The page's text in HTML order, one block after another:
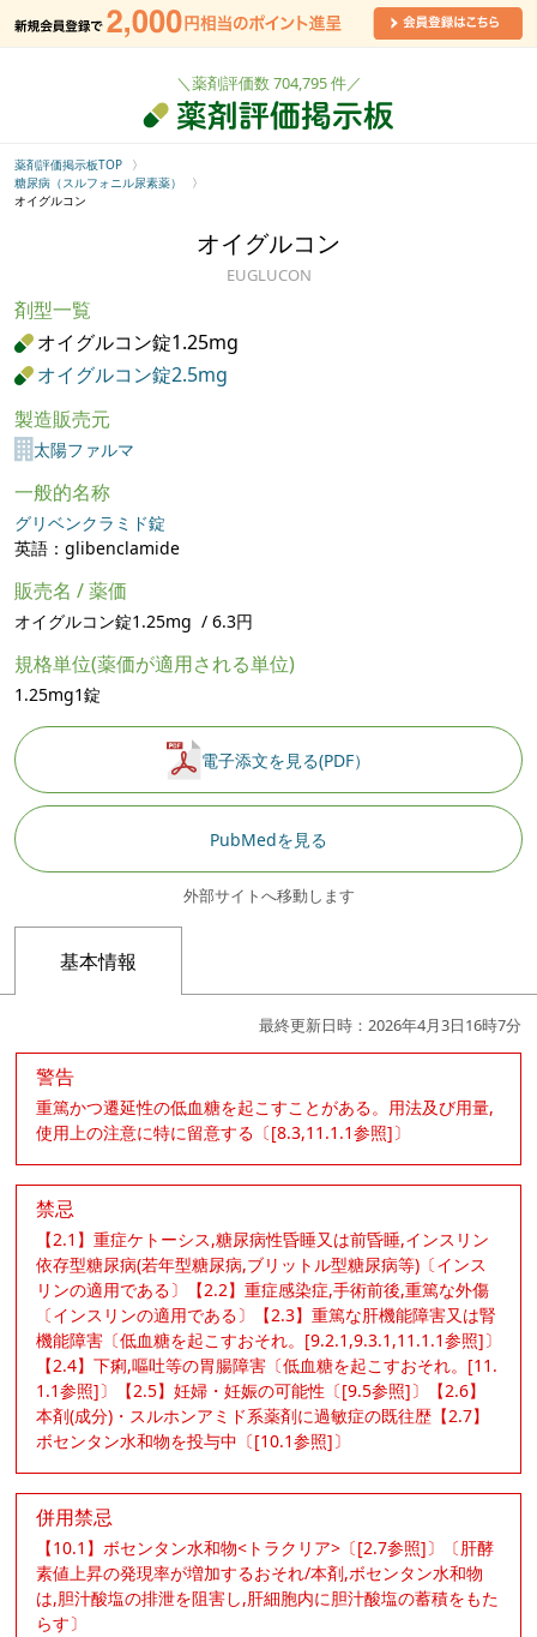
＼薬剤評価数 704,795 件／
薬剤評価掲示板TOP
糖尿病（スルフォニル尿素薬）
オイグルコン
オイグルコン
EUGLUCON
剤型一覧
オイグルコン錠1.25mg
オイグルコン錠2.5mg
製造販売元
太陽ファルマ
一般的名称
グリベンクラミド錠
英語：glibenclamide
販売名 / 薬価
オイグルコン錠1.25mg / 6.3円
規格単位(薬価が適用される単位)
1.25mg1錠
電子添文を見る(PDF）
PubMedを見る
外部サイトへ移動します
基本情報
最終更新日時：2026年4月3日16時7分
警告
重篤かつ遷延性の低血糖を起こすことがある。用法及び用量,
使用上の注意に特に留意する〔[8.3,11.1.1参照]〕
禁忌
【2.1】重症ケトーシス,糖尿病性昏睡又は前昏睡,インスリン
依存型糖尿病(若年型糖尿病,ブリットル型糖尿病等)〔インス
リンの適用である〕【2.2】重症感染症,手術前後,重篤な外傷
〔インスリンの適用である〕【2.3】重篤な肝機能障害又は腎
機能障害〔低血糖を起こすおそれ。[9.2.1,9.3.1,11.1.1参照]〕
【2.4】下痢,嘔吐等の胃腸障害〔低血糖を起こすおそれ。[11.
1.1参照]〕【2.5】妊婦・妊娠の可能性〔[9.5参照]〕【2.6】
本剤(成分)・スルホンアミド系薬剤に過敏症の既往歴【2.7】
ボセンタン水和物を投与中〔[10.1参照]〕
併用禁忌
【10.1】ボセンタン水和物<トラクリア>〔[2.7参照]〕〔肝酵
素値上昇の発現率が増加するおそれ/本剤,ボセンタン水和物
は,胆汁酸塩の排泄を阻害し,肝細胞内に胆汁酸塩の蓄積をもた
らす〕